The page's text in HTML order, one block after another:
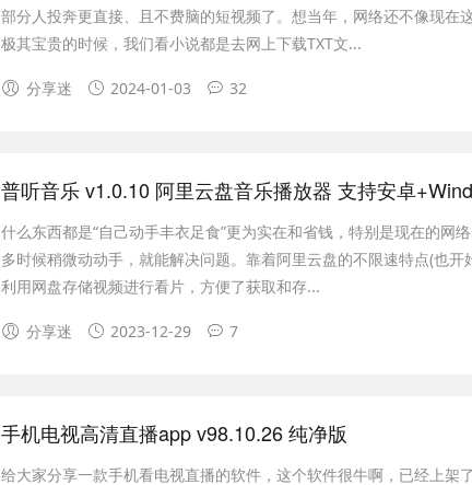
部分人投奔更直接、且不费脑的短视频了。想当年，网络还不像现在
极其宝贵的时候，我们看小说都是去网上下载TXT文...
分享迷 2024-01-03 32
普听音乐 v1.0.10 阿里云盘音乐播放器 支持安卓
什么东西都是“自己动手丰衣足食”更为实在和省钱，特别是现在的网
多时候稍微动动手，就能解决问题。靠着阿里云盘的不限速特点(也开
利用网盘存储视频进行看片，方便了获取和存...
分享迷 2023-12-29 7
手机电视高清直播app v98.10.26 纯净版
给大家分享一款手机看电视直播的软件，这个软件很牛啊，已经上架